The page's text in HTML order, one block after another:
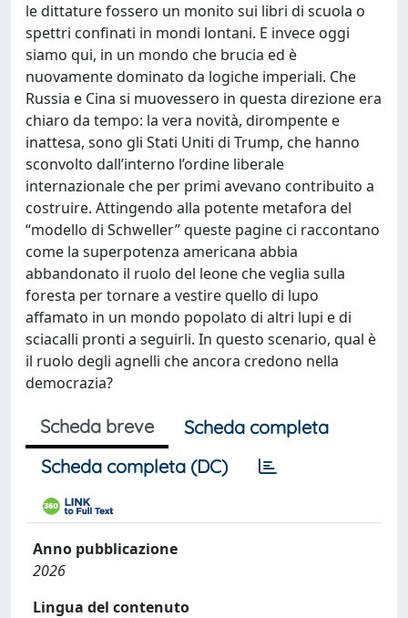
le dittature fossero un monito sui libri di scuola o
spettri confinati in mondi lontani. E invece oggi
siamo qui, in un mondo che brucia ed è
nuovamente dominato da logiche imperiali. Che
Russia e Cina si muovessero in questa direzione era
chiaro da tempo: la vera novità, dirompente e
inattesa, sono gli Stati Uniti di Trump, che hanno
sconvolto dall’interno l’ordine liberale
internazionale che per primi avevano contribuito a
costruire. Attingendo alla potente metafora del
“modello di Schweller” queste pagine ci raccontano
come la superpotenza americana abbia
abbandonato il ruolo del leone che veglia sulla
foresta per tornare a vestire quello di lupo
affamato in un mondo popolato di altri lupi e di
sciacalli pronti a seguirli. In questo scenario, qual è
il ruolo degli agnelli che ancora credono nella
democrazia?
Scheda breve
Scheda completa
Scheda completa (DC)
Anno pubblicazione
2026
Lingua del contenuto